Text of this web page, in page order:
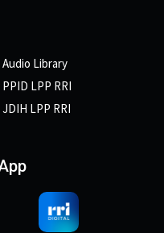
Audio Library
PPID LPP RRI
JDIH LPP RRI